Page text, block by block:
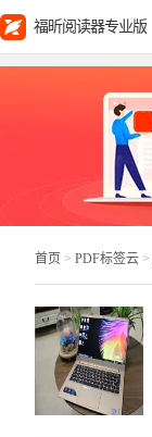
福昕阅读器专业版
首页 > PDF标签云 >